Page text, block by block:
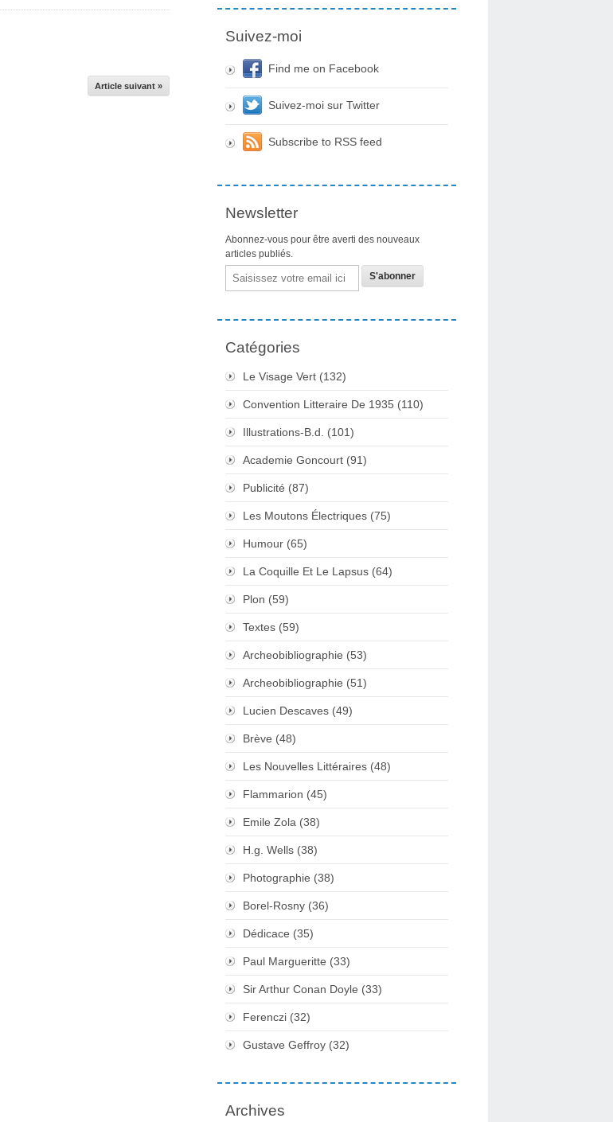
Article suivant »
Suivez-moi
Find me on Facebook
Suivez-moi sur Twitter
Subscribe to RSS feed
Newsletter
Abonnez-vous pour être averti des nouveaux
articles publiés.
Email
Catégories
Le Visage Vert (132)
Convention Litteraire De 1935 (110)
Illustrations-B.d. (101)
Academie Goncourt (91)
Publicité (87)
Les Moutons Électriques (75)
Humour (65)
La Coquille Et Le Lapsus (64)
Plon (59)
Textes (59)
Archeobibliographie (53)
Archeobibliographie (51)
Lucien Descaves (49)
Brève (48)
Les Nouvelles Littéraires (48)
Flammarion (45)
Emile Zola (38)
H.g. Wells (38)
Photographie (38)
Borel-Rosny (36)
Dédicace (35)
Paul Margueritte (33)
Sir Arthur Conan Doyle (33)
Ferenczi (32)
Gustave Geffroy (32)
Archives